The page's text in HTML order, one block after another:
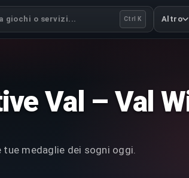
giochi o servizi... Ctrl K Altro
Val – Val
medaglie dei sogni oggi.